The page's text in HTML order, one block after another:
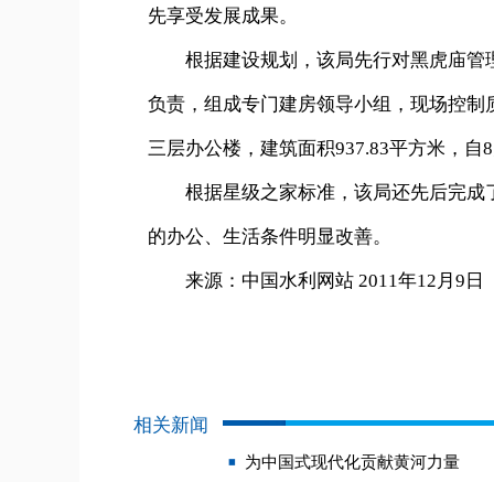
先享受发展成果。
根据建设规划，该局先行对黑虎庙管
负责，组成专门建房领导小组，现场控
三层办公楼，建筑面积937.83平方米，自
根据星级之家标准，该局还先后完成
的办公、生活条件明显改善。
来源：中国水利网站 2011年12月9日
相关新闻
为中国式现代化贡献黄河力量